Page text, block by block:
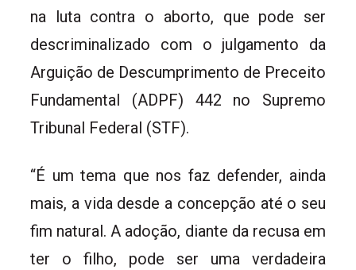
na luta contra o aborto, que pode ser
descriminalizado com o julgamento da
Arguição de Descumprimento de Preceito
Fundamental (ADPF) 442 no Supremo
Tribunal Federal (STF).
“É um tema que nos faz defender, ainda
mais, a vida desde a concepção até o seu
fim natural. A adoção, diante da recusa em
ter o filho, pode ser uma verdadeira